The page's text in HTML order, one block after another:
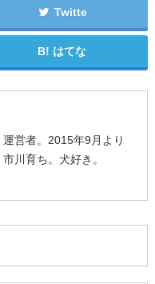
Twitte
はてな
運営者。2015年9月より
川育ち。犬好き。